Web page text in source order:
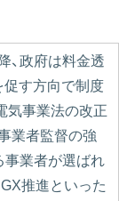
、政府は料金透
促す方向で制度
気事業法の改正
業者監督の強
事業者が選ばれ
推進といった